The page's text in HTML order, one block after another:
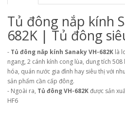
Tủ đông nắp kính
682K | Tủ đông
- Tủ đông nắp kính Sanaky VH-682K là
ngang, 2 cánh kính cong lùa, dung tích
hóa, quán nước gia đình hay siêu thị với
sản phẩm cần cấp đông.
- Ngoài ra, Tủ đông VH-682Kđược sản
HF6